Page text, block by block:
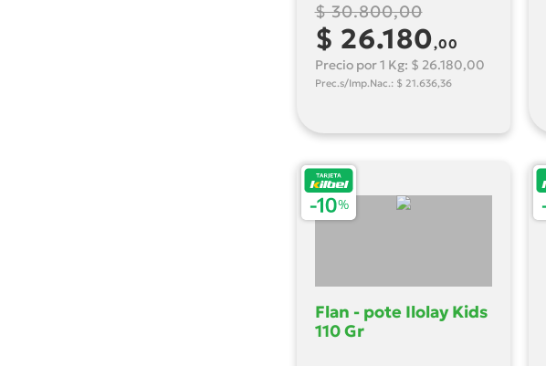
$ 30.800,00
$ 26.180,00
Precio por 1 Kg: $ 26.180,00
Prec.s/Imp.Nac.: $ 21.636,36
Flan - pote Ilolay Kids
110 Gr